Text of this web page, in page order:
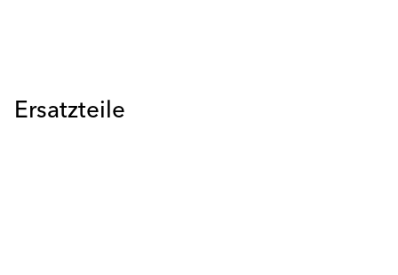
Ersatzteile